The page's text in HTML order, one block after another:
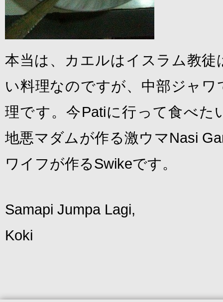
本当は、カエルはイスラム教
い料理なのですが、中部ジャ
理です。今Patiに行って食べた
地悪マダムが作る激ウマNasi
ワイフが作るSwikeです。
Samapi Jumpa Lagi,
Koki